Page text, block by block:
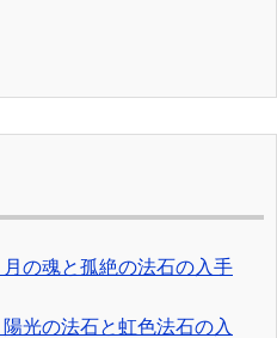
の魂と孤絶の法石の入手
光の法石と虹色法石の入